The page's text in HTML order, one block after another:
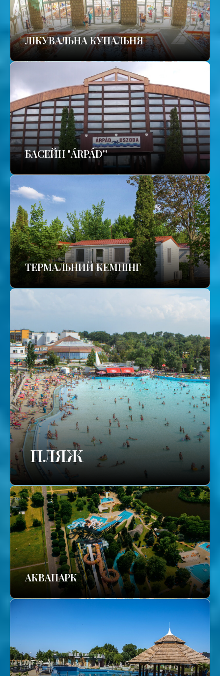
ЛІКУВАЛЬНА КУПАЛЬНЯ
БАСЕЙН "ÁRPÁD''
ТЕРМАЛЬНИЙ КЕМПІНГ
ПЛЯЖ
АКВАПАРК